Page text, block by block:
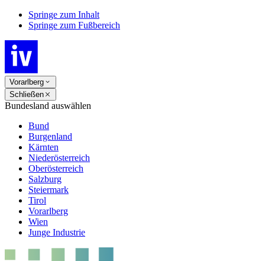
Springe zum Inhalt
Springe zum Fußbereich
Vorarlberg
Schließen
Bundesland auswählen
Bund
Burgenland
Kärnten
Niederösterreich
Oberösterreich
Salzburg
Steiermark
Tirol
Vorarlberg
Wien
Junge Industrie